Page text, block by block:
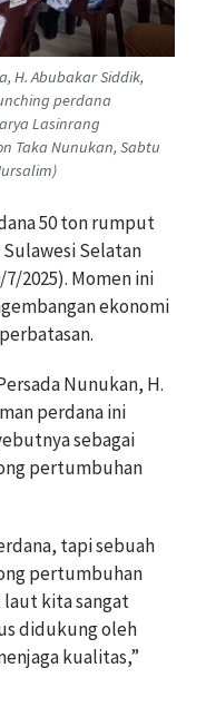
H. Abubakar Siddik,
perdana
Lasinrang
Taka Nunukan, Sabtu
50 ton rumput
Selatan
2025). Momen ini
ekonomi
Nunukan, H.
perdana ini
sebagai
pertumbuhan
tapi sebuah
pertumbuhan
kita sangat
didukung oleh
kualitas,”